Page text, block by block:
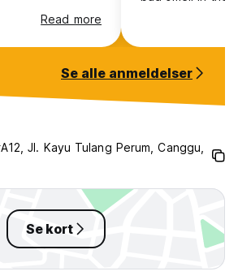
Read more
Se alle anmeldelser
Jl. Kayu Tulang Perum, Canggu,
Se kort